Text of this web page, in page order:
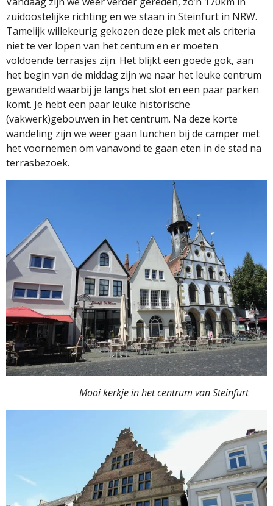
zuidoostelijke richting en we staan in Steinfurt in NRW.
Tamelijk willekeurig gekozen deze plek met als criteria
niet te ver lopen van het centum en er moeten
voldoende terrasjes zijn. Het blijkt een goede gok, aan
het begin van de middag zijn we naar het leuke centrum
gewandeld waarbij je langs het slot en een paar parken
komt. Je hebt een paar leuke historische
(vakwerk)gebouwen in het centrum. Na deze korte
wandeling zijn we weer gaan lunchen bij de camper met
het voornemen om vanavond te gaan eten in de stad na
terrasbezoek.
Mooi kerkje in het centrum van Steinfurt